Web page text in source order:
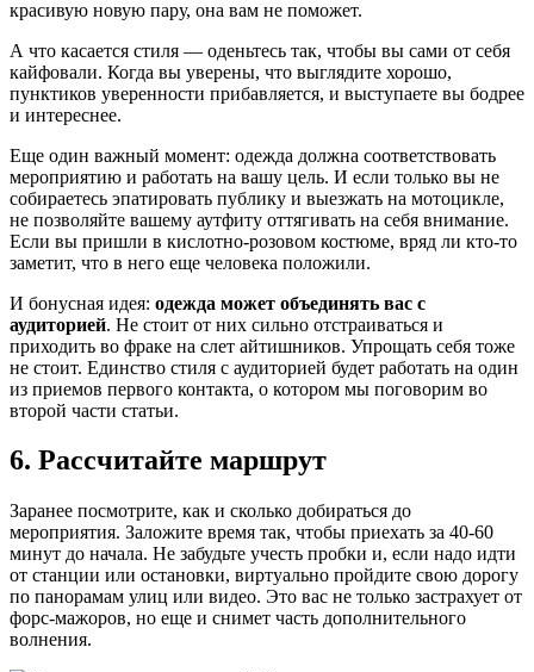
красивую новую пару, она вам не поможет.
А что касается стиля — оденьтесь так, чтобы вы сами от себя
кайфовали. Когда вы уверены, что выглядите хорошо,
пунктиков уверенности прибавляется, и выступаете вы бодрее
и интереснее.
Еще один важный момент: одежда должна соответствовать
мероприятию и работать на вашу цель. И если только вы не
собираетесь эпатировать публику и выезжать на мотоцикле,
не позволяйте вашему аутфиту оттягивать на себя внимание.
Если вы пришли в кислотно-розовом костюме, вряд ли кто-то
заметит, что в него еще человека положили.
И бонусная идея: одежда может объединять вас с
аудиторией. Не стоит от них сильно отстраиваться и
приходить во фраке на слет айтишников. Упрощать себя тоже
не стоит. Единство стиля с аудиторией будет работать на один
из приемов первого контакта, о котором мы поговорим во
второй части статьи.
6. Рассчитайте маршрут
Заранее посмотрите, как и сколько добираться до
мероприятия. Заложите время так, чтобы приехать за 40-60
минут до начала. Не забудьте учесть пробки и, если надо идти
от станции или остановки, виртуально пройдите свою дорогу
по панорамам улиц или видео. Это вас не только застрахует от
форс-мажоров, но еще и снимет часть дополнительного
волнения.